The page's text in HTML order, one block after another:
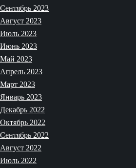
Сентябрь 2023
Август 2023
Июль 2023
Июнь 2023
Май 2023
Апрель 2023
Март 2023
Январь 2023
Декабрь 2022
Октябрь 2022
Сентябрь 2022
Август 2022
Июль 2022